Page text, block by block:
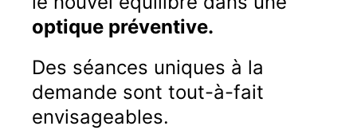
optique préventive.
Des séances uniques à la
demande sont tout-à-fait
envisageables.